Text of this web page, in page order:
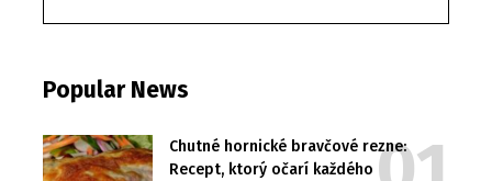
Popular News
Chutné hornické bravčové rezne:
Recept, ktorý očarí každého